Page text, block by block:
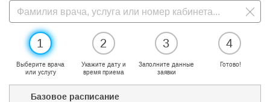
1
Выберите врача
или услугу
2
Укажите дату и
время приема
3
Заполните данные
заявки
4
Готово!
Базовое расписание